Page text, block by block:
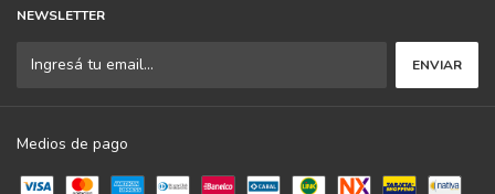
NEWSLETTER
Medios de pago